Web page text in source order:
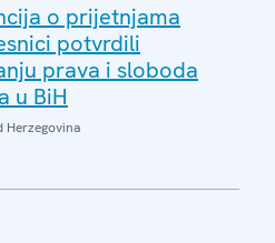
o prijetnjama
potvrdili
prava i sloboda
u BiH
Herzegovina